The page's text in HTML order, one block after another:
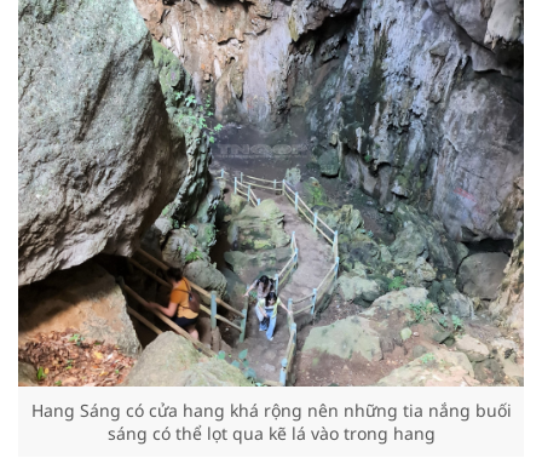
Hang Sáng có cửa hang khá rộng nên những tia nắng buối
sáng có thể lọt qua kẽ lá vào trong hang